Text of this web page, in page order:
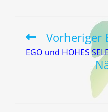
Weitere
ansehen
Vorheriger
EGO und HOHES